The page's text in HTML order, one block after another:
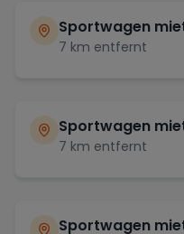
Sportwagen
7 km entfernt
Sportwagen
7 km entfernt
Sportwagen